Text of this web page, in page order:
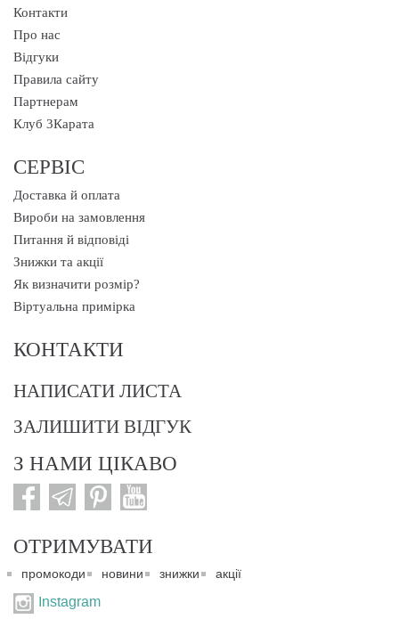
Контакти
Про нас
Відгуки
Правила сайту
Партнерам
Клуб 3Карата
СЕРВІС
Доставка й оплата
Вироби на замовлення
Питання й відповіді
Знижки та акції
Як визначити розмір?
Віртуальна примірка
КОНТАКТИ
НАПИСАТИ ЛИСТА
ЗАЛИШИТИ ВІДГУК
З НАМИ ЦІКАВО
ОТРИМУВАТИ
промокоди новини знижки акції
Instagram